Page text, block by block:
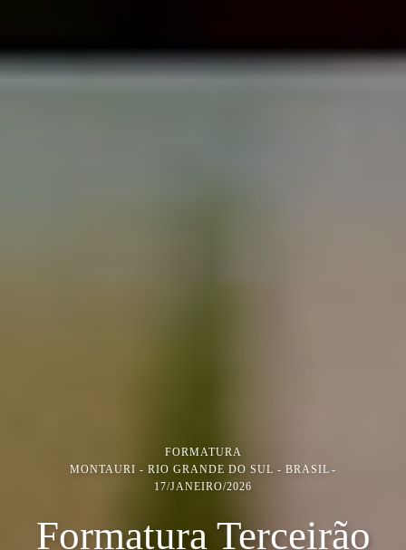
FORMATURA
MONTAURI - RIO GRANDE DO SUL - BRASIL
17/JANEIRO/2026
Formatura Terceirão